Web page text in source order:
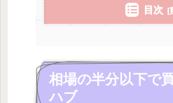
目次
相場の半分以下で
ハブ